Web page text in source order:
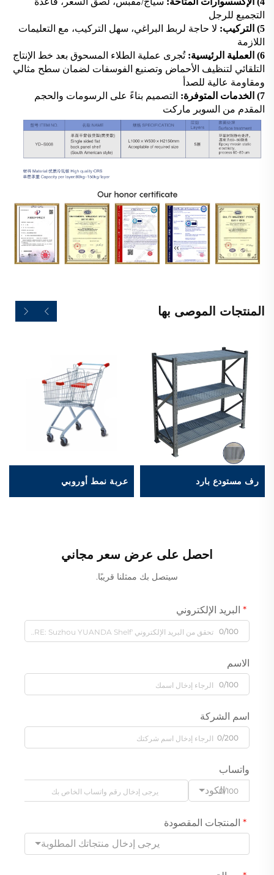
التجميع للرجل
5) التركيب:
لا حاجة لربط البراغي، سهل التركيب، مع التعليمات
اللازمة
6) العملية الرئيسية:
تُجرى عملية الطلاء المسحوق بعد خط الإنتاج
التلقائي لتنظيف الأحماض وتصنيع الفوسفات لضمان سطح مثالي
ومقاومة عالية للصدأ
7) الخدمات المتوفرة:
التصميم بناءً على الرسومات والحجم
المقدم من السوبر ماركت
المنتجات الموصى بها
رف مستودع بارد عربة نمط أوروبي
احصل على عرض سعر مجاني
سيتصل بك ممثلنا قريبًا.
البريد الإلكتروني
0/100
الاسم
0/100
اسم الشركة
0/200
واتساب
الكود0/100
المنتجات المقصودة
يرجى إدخال منتجاتك المطلوبة